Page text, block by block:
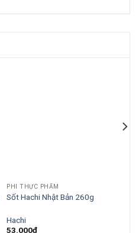
PHI THỰC PHẨM
Sốt Hachi Nhật Bản 260g
Hachi
53.000₫